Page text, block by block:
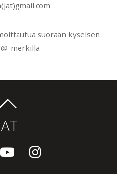
suoraan kyseisen
merkillä.